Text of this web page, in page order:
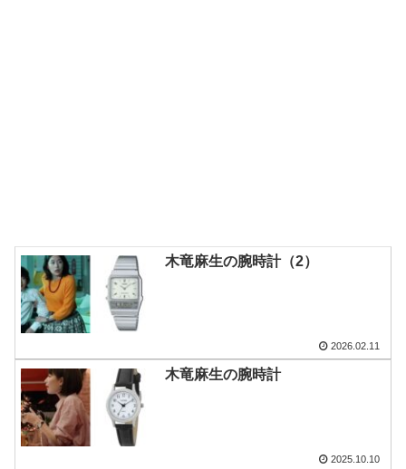
木竜麻生の腕時計（2）
2026.02.11
木竜麻生の腕時計
2025.10.10